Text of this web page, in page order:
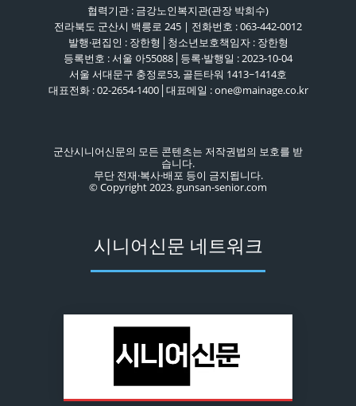
협력기관 : 금강노인복지관(관장 박희수)
전라북도 군산시 백릉로 245 | 전화번호 : 063-442-0012
발행·편집인 : 장한형│청소년보호책임자 : 장한형
등록번호 : 서울 아55088│등록·발행일 : 2023-10-04
서울 서대문구 충정로53, 골든타워 1413~1414호
대표전화 : 02-2654-1400│대표메일 : one@mainage.co.kr
군산시니어신문의 모든 콘텐츠는 저작권법의 보호를 받
습니다.
무단 전재·복사·배포 등이 금지됩니다.
© Copyright 2023. gunsan-senior.com
시니어신문 네트워크